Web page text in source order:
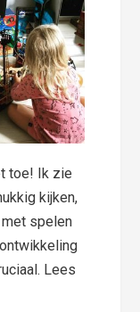
toe! Ik zie
kijken,
spelen
Lees